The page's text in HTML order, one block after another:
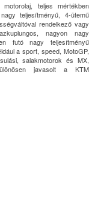
teljes mértékben
teljesítményű, 4-ütemű
rendelkező vagy
nagyon nagy
futó nagy teljesítményű
a sport, speed, MotoGP,
salakmotorok és MX,
javasolt a KTM